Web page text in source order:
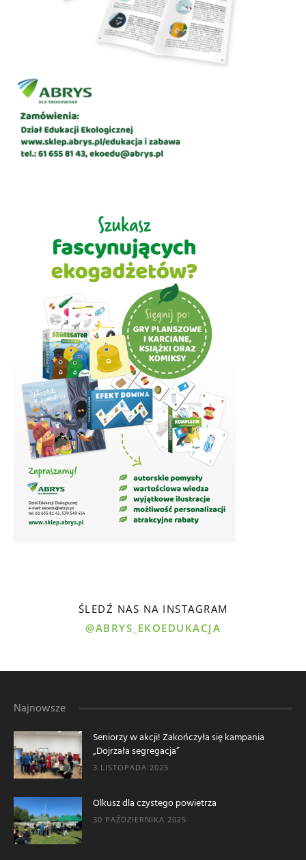
ŚLEDŹ NAS NA INSTAGRAM
@ABRYS_EKOEDUKACJA
Najnowsze
Seniorzy w akcji! Zakończyła się kampania
„Dojrzała segregacja”
3 LISTOPADA 2025
Olkusz dla czystego powietrza
30 PAŹDZIERNIKA 2025